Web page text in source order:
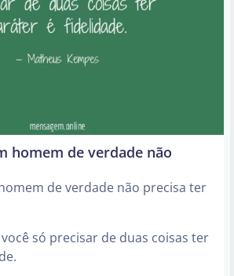
homem de verdade não
de verdade não precisa ter
só precisar de duas coisas ter